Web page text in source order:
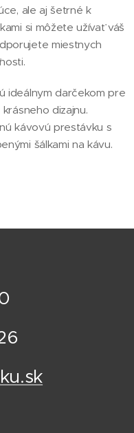
ale aj šetrné k
si môžete užívať váš
miestnych
ideálnym darčekom pre
dizajnu.
kávovú prestávku s
šálkami na kávu.